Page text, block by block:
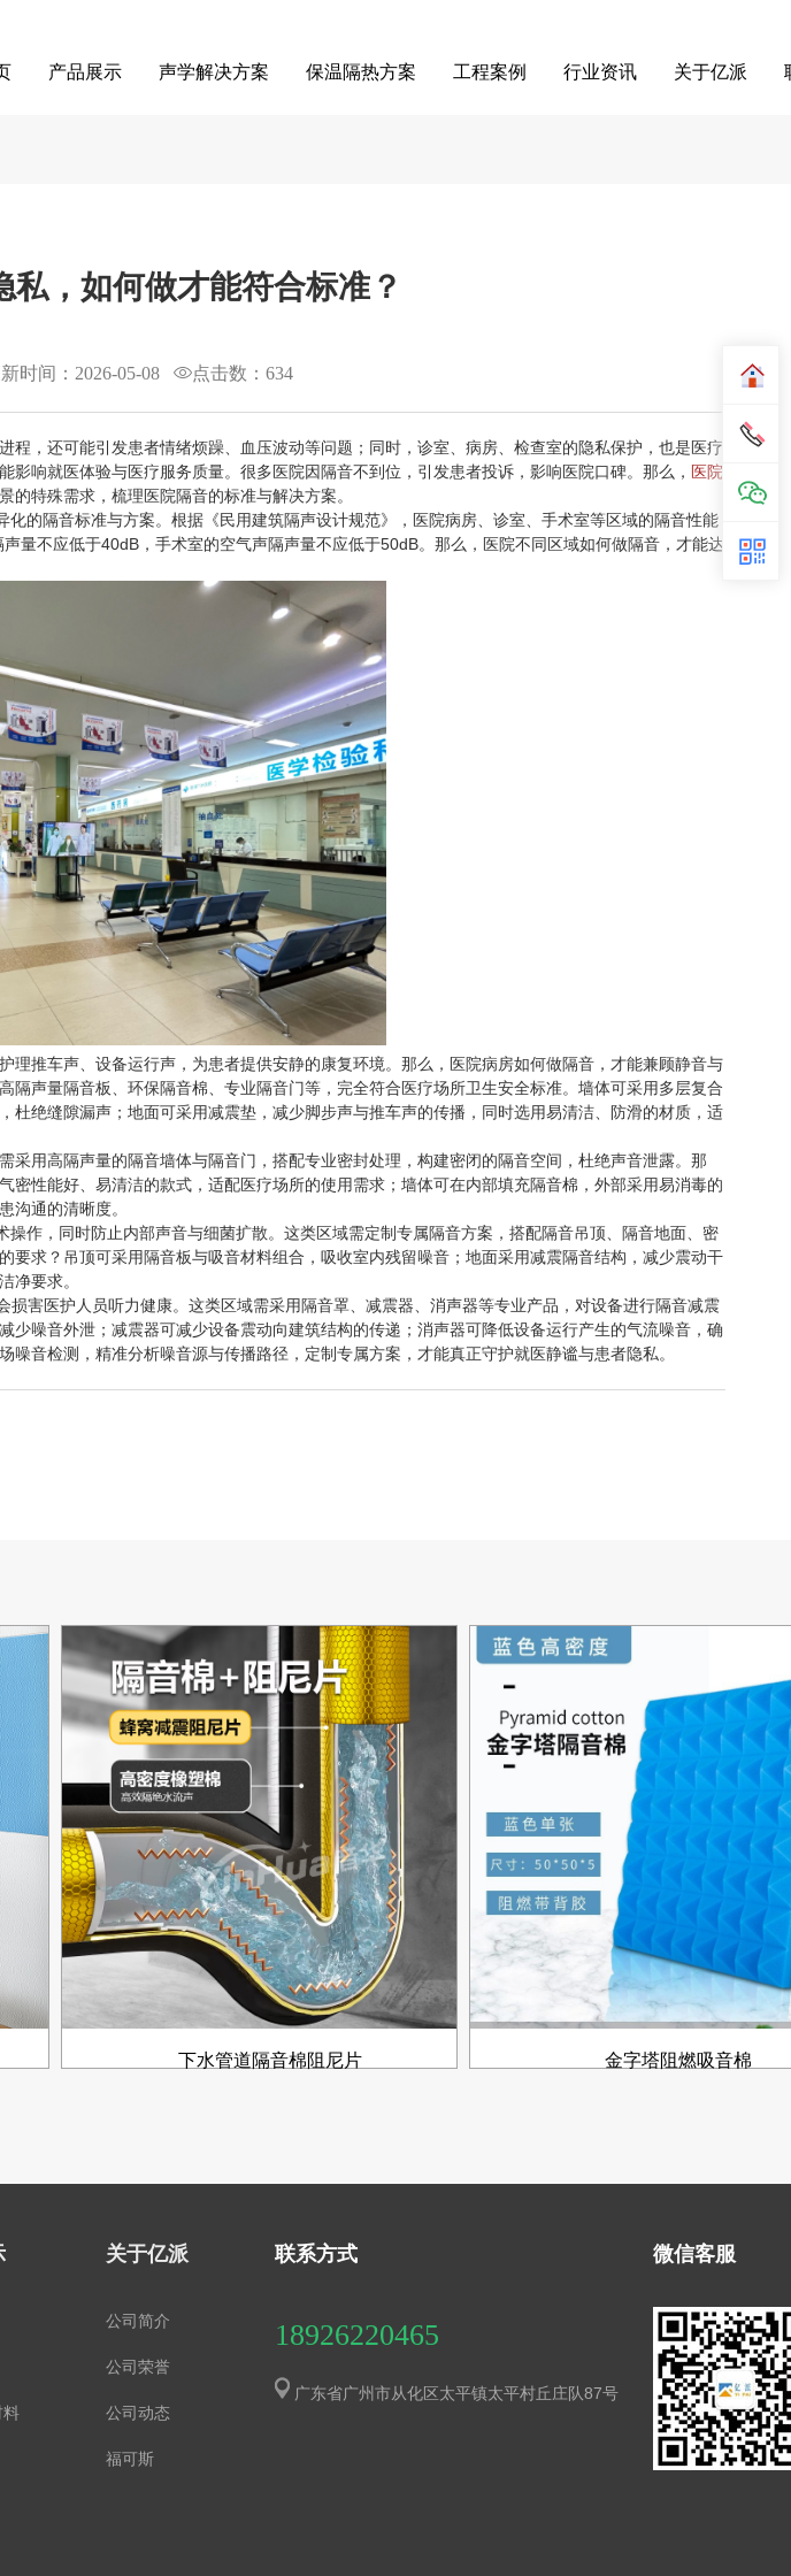
产品展示 声学解决方案 保温隔热方案 工程案例 行业资讯 关于亿派
私，如何做才能符合标准？
时间：2026-05-08 点击数： 634
，还可能引发患者情绪烦躁、血压波动等问题；同时，诊室、病房、检查室的隐私保护，也是医疗
响就医体验与医疗服务质量。很多医院因隔音不到位，引发患者投诉，影响医院口碑。那么， 医院
特殊需求，梳理医院隔音的标准与解决方案。
的隔音标准与方案。根据《民用建筑隔声设计规范》，医院病房、诊室、手术室等区域的隔音性能
量不应低于40dB，手术室的空气声隔声量不应低于50dB。那么，医院不同区域如何做隔音，才能达
推车声、设备运行声，为患者提供安静的康复环境。那么，医院病房如何做隔音，才能兼顾静音与
声量隔音板、环保隔音棉、专业隔音门等，完全符合医疗场所卫生安全标准。墙体可采用多层复合
绝缝隙漏声；地面可采用减震垫，减少脚步声与推车声的传播，同时选用易清洁、防滑的材质，适
用高隔声量的隔音墙体与隔音门，搭配专业密封处理，构建密闭的隔音空间，杜绝声音泄露。那
性能好、易清洁的款式，适配医疗场所的使用需求；墙体可在内部填充隔音棉，外部采用易消毒的
沟通的清晰度。
作，同时防止内部声音与细菌扩散。这类区域需定制专属隔音方案，搭配隔音吊顶、隔音地面、密
求？吊顶可采用隔音板与吸音材料组合，吸收室内残留噪音；地面采用减震隔音结构，减少震动干
净要求。
害医护人员听力健康。这类区域需采用隔音罩、减震器、消声器等专业产品，对设备进行隔音减震
噪音外泄；减震器可减少设备震动向建筑结构的传递；消声器可降低设备运行产生的气流噪音，确
音检测，精准分析噪音源与传播路径，定制专属方案，才能真正守护就医静谧与患者隐私。
下水管道隔音棉阻尼片 金字塔阻燃吸音棉
料
关于亿派
公司简介
公司荣誉
公司动态
福可斯
联系方式
18926220465
广东省广州市从化区太平镇太平村丘庄队87号
微信客服